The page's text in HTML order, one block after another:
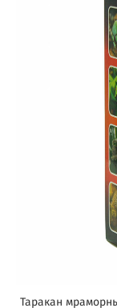
Таракан